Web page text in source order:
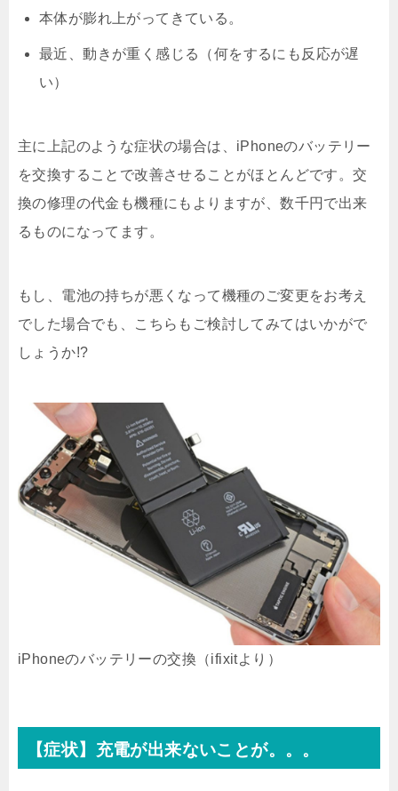
本体が膨れ上がってきている。
最近、動きが重く感じる（何をするにも反応が遅
い）
主に上記のような症状の場合は、iPhoneのバッテリー
を交換することで改善させることがほとんどです。交
換の修理の代金も機種にもよりますが、数千円で出来
るものになってます。
もし、電池の持ちが悪くなって機種のご変更をお考え
でした場合でも、こちらもご検討してみてはいかがで
しょうか!?
iPhoneのバッテリーの交換（ifixitより）
【症状】充電が出来ないことが。。。